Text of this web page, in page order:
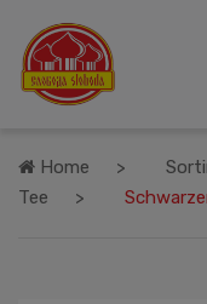
Home
Tee